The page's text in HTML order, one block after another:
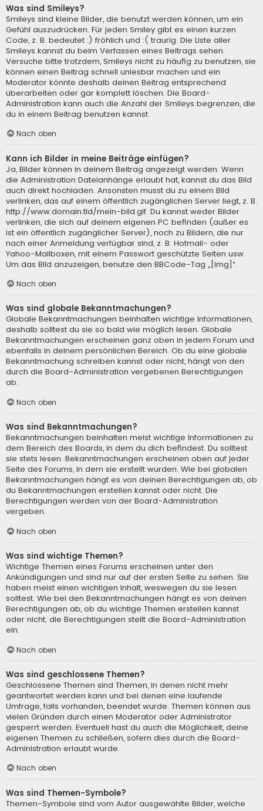
Was sind Smileys?
Smileys sind kleine Bilder, die benutzt werden können, um ein
Gefühl auszudrücken. Für jeden Smiley gibt es einen kurzen
Code, z. B. bedeutet :) fröhlich und :( traurig. Die Liste aller
Smileys kannst du beim Verfassen eines Beitrags sehen.
Versuche bitte trotzdem, Smileys nicht zu häufig zu benutzen, sie
können einen Beitrag schnell unlesbar machen und ein
Moderator könnte deshalb deinen Beitrag entsprechend
überarbeiten oder gar komplett löschen. Die Board-
Administration kann auch die Anzahl der Smileys begrenzen, die
du in einem Beitrag benutzen kannst.
Nach oben
Kann ich Bilder in meine Beiträge einfügen?
Ja, Bilder können in deinem Beitrag angezeigt werden. Wenn
die Administration Dateianhänge erlaubt hat, kannst du das Bild
auch direkt hochladen. Ansonsten musst du zu einem Bild
verlinken, das auf einem öffentlich zugänglichen Server liegt, z. B.
http://www.domain.tld/mein-bild.gif. Du kannst weder Bilder
verlinken, die sich auf deinem eigenen PC befinden (außer es
ist ein öffentlich zugänglicher Server), noch zu Bildern, die nur
nach einer Anmeldung verfügbar sind, z. B. Hotmail- oder
Yahoo-Mailboxen, mit einem Passwort geschützte Seiten usw.
Um das Bild anzuzeigen, benutze den BBCode-Tag „[img]“.
Nach oben
Was sind globale Bekanntmachungen?
Globale Bekanntmachungen beinhalten wichtige Informationen,
deshalb solltest du sie so bald wie möglich lesen. Globale
Bekanntmachungen erscheinen ganz oben in jedem Forum und
ebenfalls in deinem persönlichen Bereich. Ob du eine globale
Bekanntmachung schreiben kannst oder nicht, hängt von den
durch die Board-Administration vergebenen Berechtigungen
ab.
Nach oben
Was sind Bekanntmachungen?
Bekanntmachungen beinhalten meist wichtige Informationen zu
dem Bereich des Boards, in dem du dich befindest. Du solltest
sie stets lesen. Bekanntmachungen erscheinen oben auf jeder
Seite des Forums, in dem sie erstellt wurden. Wie bei globalen
Bekanntmachungen hängt es von deinen Berechtigungen ab, ob
du Bekanntmachungen erstellen kannst oder nicht. Die
Berechtigungen werden von der Board-Administration
vergeben.
Nach oben
Was sind wichtige Themen?
Wichtige Themen eines Forums erscheinen unter den
Ankündigungen und sind nur auf der ersten Seite zu sehen. Sie
haben meist einen wichtigen Inhalt, weswegen du sie lesen
solltest. Wie bei den Bekanntmachungen hängt es von deinen
Berechtigungen ab, ob du wichtige Themen erstellen kannst
oder nicht; die Berechtigungen stellt die Board-Administration
ein.
Nach oben
Was sind geschlossene Themen?
Geschlossene Themen sind Themen, in denen nicht mehr
geantwortet werden kann und bei denen eine laufende
Umfrage, falls vorhanden, beendet wurde. Themen können aus
vielen Gründen durch einen Moderator oder Administrator
gesperrt werden. Eventuell hast du auch die Möglichkeit, deine
eigenen Themen zu schließen, sofern dies durch die Board-
Administration erlaubt wurde.
Nach oben
Was sind Themen-Symbole?
Themen-Symbole sind vom Autor ausgewählte Bilder, welche